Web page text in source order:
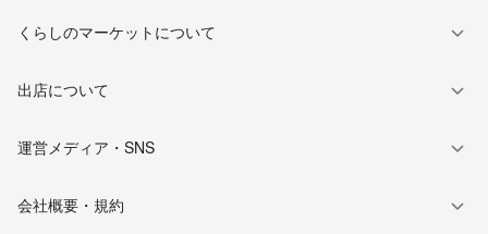
くらしのマーケットについて
出店について
運営メディア・SNS
会社概要・規約